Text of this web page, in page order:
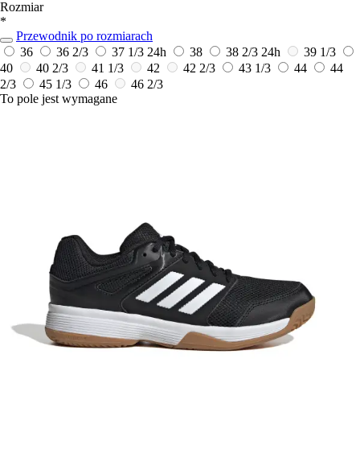
Rozmiar
*
Przewodnik po rozmiarach
36
36 2/3 37 1/3 24h 38 38 2/3 24h
39 1/3
40
40 2/3 41 1/3 42 42 2/3 43 1/3 44
44
2/3
45 1/3 46
46 2/3
To pole jest wymagane